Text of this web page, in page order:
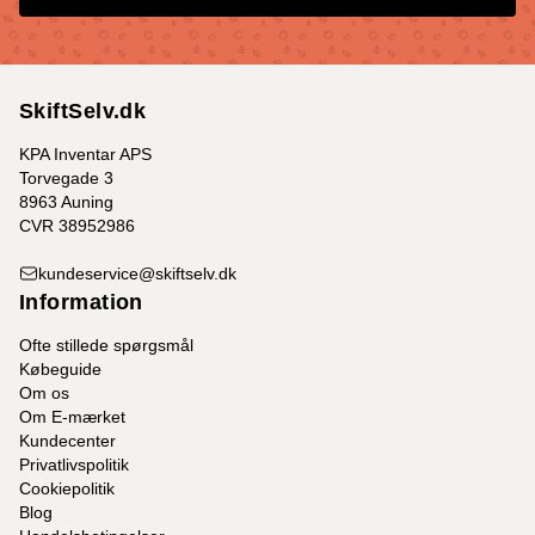
SkiftSelv.dk
KPA Inventar APS
Torvegade 3
8963 Auning
CVR 38952986
kundeservice@skiftselv.dk
Information
Ofte stillede spørgsmål
Købeguide
Om os
Om E-mærket
Kundecenter
Privatlivspolitik
Cookiepolitik
Blog